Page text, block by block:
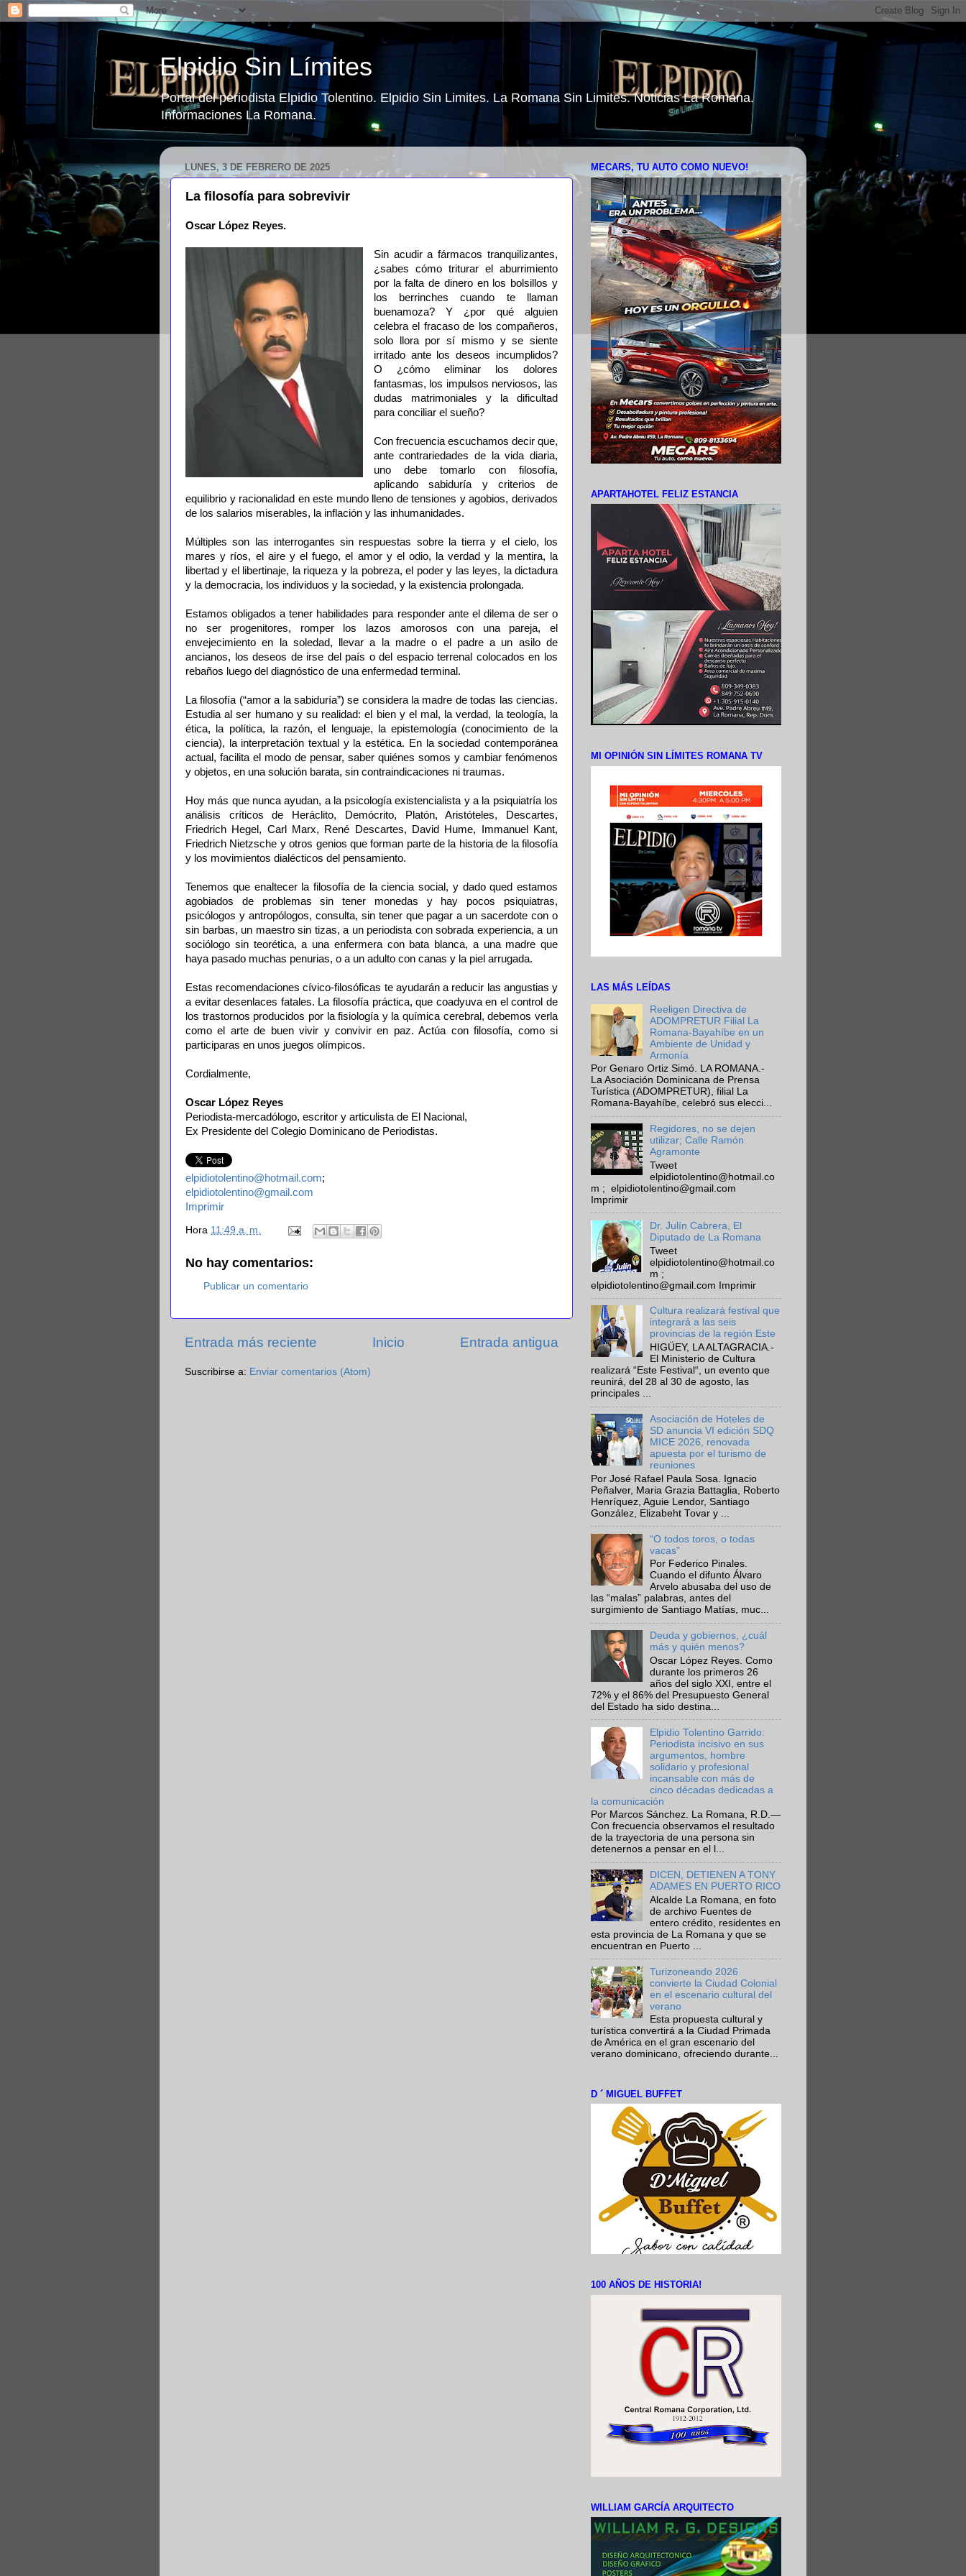
Elpidio Sin Límites
Portal del periodista Elpidio Tolentino. Elpidio Sin Limites. La Romana Sin Limites. Noticias La Romana.
Informaciones La Romana.
LUNES, 3 DE FEBRERO DE 2025
La filosofía para sobrevivir
Oscar López Reyes.
Sin acudir a fármacos tranquilizantes,
¿sabes cómo triturar el aburrimiento
por la falta de dinero en los bolsillos y
los berrinches cuando te llaman
buenamoza? Y ¿por qué alguien
celebra el fracaso de los compañeros,
solo llora por sí mismo y se siente
irritado ante los deseos incumplidos?
O ¿cómo eliminar los dolores
fantasmas, los impulsos nerviosos, las
dudas matrimoniales y la dificultad
para conciliar el sueño?
Con frecuencia escuchamos decir que,
ante contrariedades de la vida diaria,
uno debe tomarlo con filosofía,
aplicando sabiduría y criterios de
equilibrio y racionalidad en este mundo lleno de tensiones y agobios, derivados
de los salarios miserables, la inflación y las inhumanidades.
Múltiples son las interrogantes sin respuestas sobre la tierra y el cielo, los
mares y ríos, el aire y el fuego, el amor y el odio, la verdad y la mentira, la
libertad y el libertinaje, la riqueza y la pobreza, el poder y las leyes, la dictadura
y la democracia, los individuos y la sociedad, y la existencia prolongada.
Estamos obligados a tener habilidades para responder ante el dilema de ser o
no ser progenitores, romper los lazos amorosos con una pareja, el
envejecimiento en la soledad, llevar a la madre o el padre a un asilo de
ancianos, los deseos de irse del país o del espacio terrenal colocados en los
rebaños luego del diagnóstico de una enfermedad terminal.
La filosofía (“amor a la sabiduría”) se considera la madre de todas las ciencias.
Estudia al ser humano y su realidad: el bien y el mal, la verdad, la teología, la
ética, la política, la razón, el lenguaje, la epistemología (conocimiento de la
ciencia), la interpretación textual y la estética. En la sociedad contemporánea
actual, facilita el modo de pensar, saber quiénes somos y cambiar fenómenos
y objetos, en una solución barata, sin contraindicaciones ni traumas.
Hoy más que nunca ayudan, a la psicología existencialista y a la psiquiatría los
análisis críticos de Heráclito, Demócrito, Platón, Aristóteles, Descartes,
Friedrich Hegel, Carl Marx, René Descartes, David Hume, Immanuel Kant,
Friedrich Nietzsche y otros genios que forman parte de la historia de la filosofía
y los movimientos dialécticos del pensamiento.
Tenemos que enaltecer la filosofía de la ciencia social, y dado qued estamos
agobiados de problemas sin tener monedas y hay pocos psiquiatras,
psicólogos y antropólogos, consulta, sin tener que pagar a un sacerdote con o
sin barbas, un maestro sin tizas, a un periodista con sobrada experiencia, a un
sociólogo sin teorética, a una enfermera con bata blanca, a una madre que
haya pasado muchas penurias, o a un adulto con canas y la piel arrugada.
Estas recomendaciones cívico-filosóficas te ayudarán a reducir las angustias y
a evitar desenlaces fatales. La filosofía práctica, que coadyuva en el control de
los trastornos producidos por la fisiología y la química cerebral, debemos verla
como el arte de buen vivir y convivir en paz. Actúa con filosofía, como si
participaras en unos juegos olímpicos.
Cordialmente,
Oscar López Reyes
Periodista-mercadólogo, escritor y articulista de El Nacional,
Ex Presidente del Colegio Dominicano de Periodistas.
elpidiotolentino@hotmail.com;
elpidiotolentino@gmail.com
Imprimir
Hora 11:49 a. m.
No hay comentarios:
Publicar un comentario
Entrada más reciente Entrada antigua
Inicio
Suscribirse a: Enviar comentarios (Atom)
MECARS, TU AUTO COMO NUEVO!
APARTAHOTEL FELIZ ESTANCIA
MI OPINIÓN SIN LÍMITES ROMANA TV
LAS MÁS LEÍDAS
Reeligen Directiva de
ADOMPRETUR Filial La
Romana-Bayahíbe en un
Ambiente de Unidad y
Armonía
Por Genaro Ortiz Simó. LA ROMANA.-
La Asociación Dominicana de Prensa
Turística (ADOMPRETUR), filial La
Romana-Bayahíbe, celebró sus elecci...
Regidores, no se dejen
utilizar; Calle Ramón
Agramonte
Tweet
elpidiotolentino@hotmail.co
m ; elpidiotolentino@gmail.com
Imprimir
Dr. Julín Cabrera, El
Diputado de La Romana
Tweet
elpidiotolentino@hotmail.co
m ;
elpidiotolentino@gmail.com Imprimir
Cultura realizará festival que
integrará a las seis
provincias de la región Este
HIGÜEY, LA ALTAGRACIA.-
El Ministerio de Cultura
realizará “Este Festival“, un evento que
reunirá, del 28 al 30 de agosto, las
principales ...
Asociación de Hoteles de
SD anuncia VI edición SDQ
MICE 2026, renovada
apuesta por el turismo de
reuniones
Por José Rafael Paula Sosa. Ignacio
Peñalver, Maria Grazia Battaglia, Roberto
Henríquez, Aguie Lendor, Santiago
González, Elizabeht Tovar y ...
“O todos toros, o todas
vacas”
Por Federico Pinales.
Cuando el difunto Álvaro
Arvelo abusaba del uso de
las “malas” palabras, antes del
surgimiento de Santiago Matías, muc...
Deuda y gobiernos, ¿cuál
más y quién menos?
Oscar López Reyes. Como
durante los primeros 26
años del siglo XXI, entre el
72% y el 86% del Presupuesto General
del Estado ha sido destina...
Elpidio Tolentino Garrido:
Periodista incisivo en sus
argumentos, hombre
solidario y profesional
incansable con más de
cinco décadas dedicadas a
la comunicación
Por Marcos Sánchez. La Romana, R.D.—
Con frecuencia observamos el resultado
de la trayectoria de una persona sin
detenernos a pensar en el l...
DICEN, DETIENEN A TONY
ADAMES EN PUERTO RICO
Alcalde La Romana, en foto
de archivo Fuentes de
entero crédito, residentes en
esta provincia de La Romana y que se
encuentran en Puerto ...
Turizoneando 2026
convierte la Ciudad Colonial
en el escenario cultural del
verano
Esta propuesta cultural y
turística convertirá a la Ciudad Primada
de América en el gran escenario del
verano dominicano, ofreciendo durante...
D ´ MIGUEL BUFFET
100 AÑOS DE HISTORIA!
WILLIAM GARCÍA ARQUITECTO